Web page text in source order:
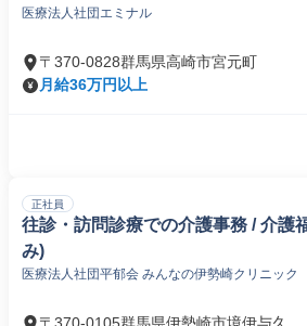
医療法人社団エミナル
〒370-0828群馬県高崎市宮元町
月給36万円以上
正社員
往診・訪問診療での介護事務 / 介護
み)
医療法人社団平郁会 みんなの伊勢崎クリニック